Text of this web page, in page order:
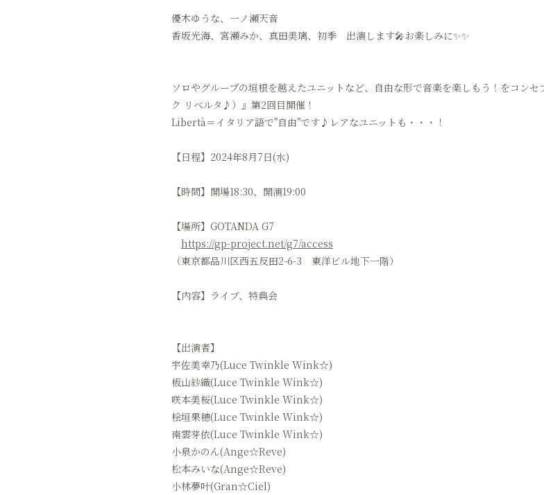
優木ゆうな、一ノ瀬天音
香坂光海、宮瀬みか、真田美璃、初季 出演します🎤お楽しみに✨✨
ソロやグループの垣根を越えたユニットなど、自由な形で音楽を楽しもう！をコ
ク リベルタ♪）』第2回目開催！
Libertà＝イタリア語で"自由"です♪レアなユニットも・・・！
【日程】2024年8月7日(水)
【時間】開場18:30、開演19:00
【場所】GOTANDA G7
https://gp-project.net/g7/access
（東京都品川区西五反田2-6-3 東洋ビル地下一階）
【内容】ライブ、特典会
【出演者】
宇佐美幸乃(Luce Twinkle Wink☆)
板山紗織(Luce Twinkle Wink☆)
咲本美桜(Luce Twinkle Wink☆)
桧垣果穂(Luce Twinkle Wink☆)
南雲芽依(Luce Twinkle Wink☆)
小泉かのん(Ange☆Reve)
松本みいな(Ange☆Reve)
小林夢叶(Gran☆Ciel)